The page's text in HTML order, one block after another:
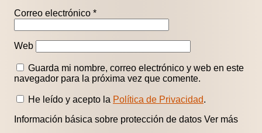
Correo electrónico *
Web
Guarda mi nombre, correo electrónico y web en este
navegador para la próxima vez que comente.
He leído y acepto la Política de Privacidad.
Información básica sobre protección de datos Ver más